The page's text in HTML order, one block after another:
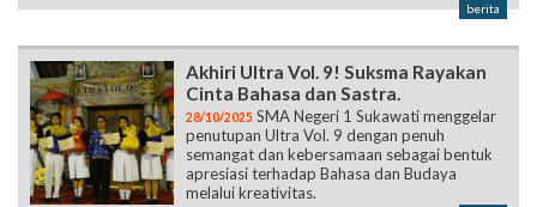
berita
Akhiri Ultra Vol. 9! Suksma Rayakan
Cinta Bahasa dan Sastra.
28/10/2025 SMA Negeri 1 Sukawati menggelar
penutupan Ultra Vol. 9 dengan penuh
semangat dan kebersamaan sebagai bentuk
apresiasi terhadap Bahasa dan Budaya
melalui kreativitas.